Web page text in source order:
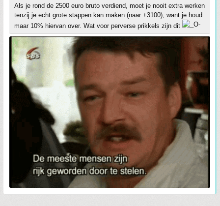
Als je rond de 2500 euro bruto verdiend, moet je nooit extra werken
tenzij je echt grote stappen kan maken (naar +3100), want je houd
maar 10% hiervan over. Wat voor perverse prikkels zijn dit